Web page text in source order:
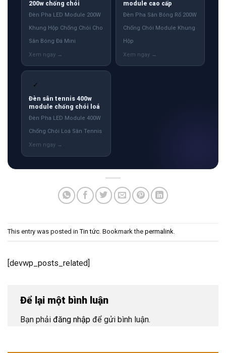
200w chống chói
Đèn Pha LED Module 200W
Khung Hộp Chống Chói Cho
Sân Bóng Đá Mini
module cao cấp
Đèn Pha Sân Bóng Rổ 200W
Chống Chói Module Khung
Hộp
✓
Đèn sân tennis 400w
module chống chói loá
Đèn Pha LED Module 400W
Chống Chói Loá Sân Tennis
This entry was posted inTin tức. Bookmark the permalink.
[devwp_posts_related]
Để lại một bình luận
Bạn phải đăng nhập để gửi bình luận.